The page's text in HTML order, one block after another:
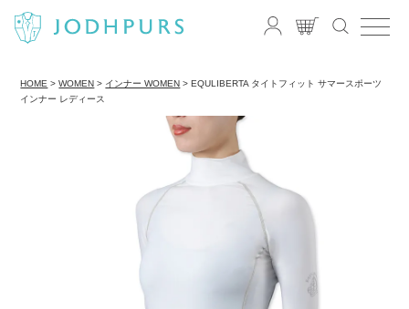
HOME WOMEN インナー WOMEN
EQULIBERTA タイトフィット サマースポーツ
インナー レディース